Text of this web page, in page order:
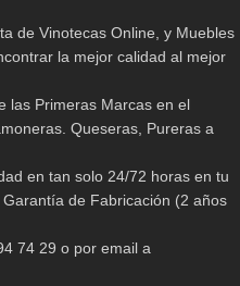
de Vinotecas Online, y Muebles
la mejor calidad al mejor
las Primeras Marcas en el
Queseras, Pureras a
en tan solo 24/72 horas en tu
de Fabricación (2 años
74 29 o por email a